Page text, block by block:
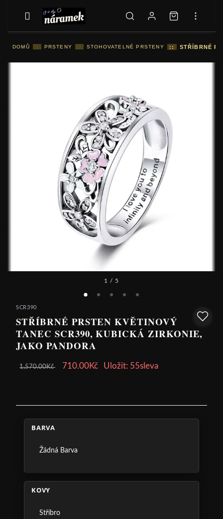
DOMŮ :: PRSTENY :: STOHOVATELNÉ PRSTENY :: STŘÍBRNÉ
1 / 5
SCR390
STŘÍBRNÉ PRSTEN KVĚTINOVÝ
TANEC SCR390, KUBICKÁ ZIRKONIE,
JAKO PANDORA
1,570.00Kč 710.00Kč Uložit: 55sleva
BARVA
Žádná Barva
KOVY
Stříbro